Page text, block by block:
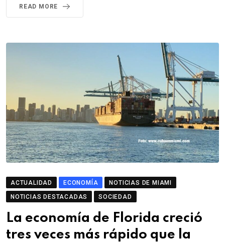
READ MORE
ACTUALIDAD ECONOMÍA
NOTICIAS DE MIAMI
NOTICIAS DESTACADAS
SOCIEDAD
La economía de Florida creció
tres veces más rápido que la